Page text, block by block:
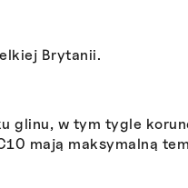
Brytanii.
w tym tygle
mają maksymalną